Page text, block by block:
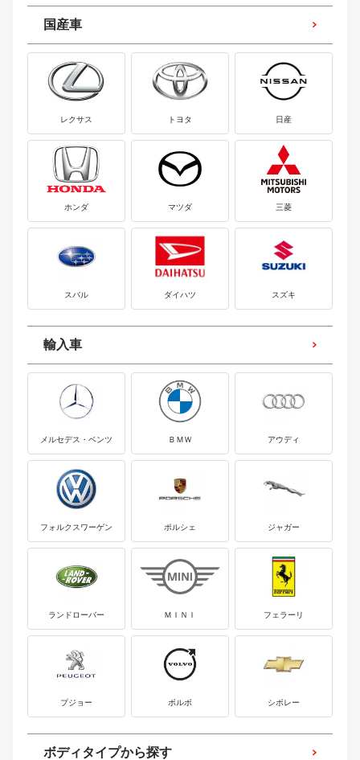
国産車
レクサス トヨタ 日産
ホンダ マツダ 三菱
スバル ダイハツ スズキ
輸入車
メルセデス・ベンツ ＢＭＷ アウディ
フォルクスワーゲン ポルシェ ジャガー
ランドローバー ＭＩＮＩ フェラーリ
プジョー ボルボ シボレー
ボディタイプから探す